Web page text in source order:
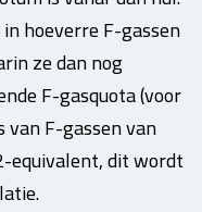
hoeverre F-gassen
ze dan nog
F-gasquota (voor
F-gassen van
equivalent, dit wordt